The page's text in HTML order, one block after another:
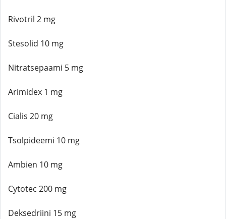
Rivotril 2 mg
Stesolid 10 mg
Nitratsepaami 5 mg
Arimidex 1 mg
Cialis 20 mg
Tsolpideemi 10 mg
Ambien 10 mg
Cytotec 200 mg
Deksedriini 15 mg